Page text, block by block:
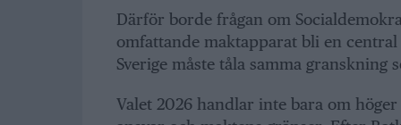
Därför borde frågan om
omfattande maktapparat bli en
Sverige måste tåla samma granskning
Valet 2026 handlar inte bara om